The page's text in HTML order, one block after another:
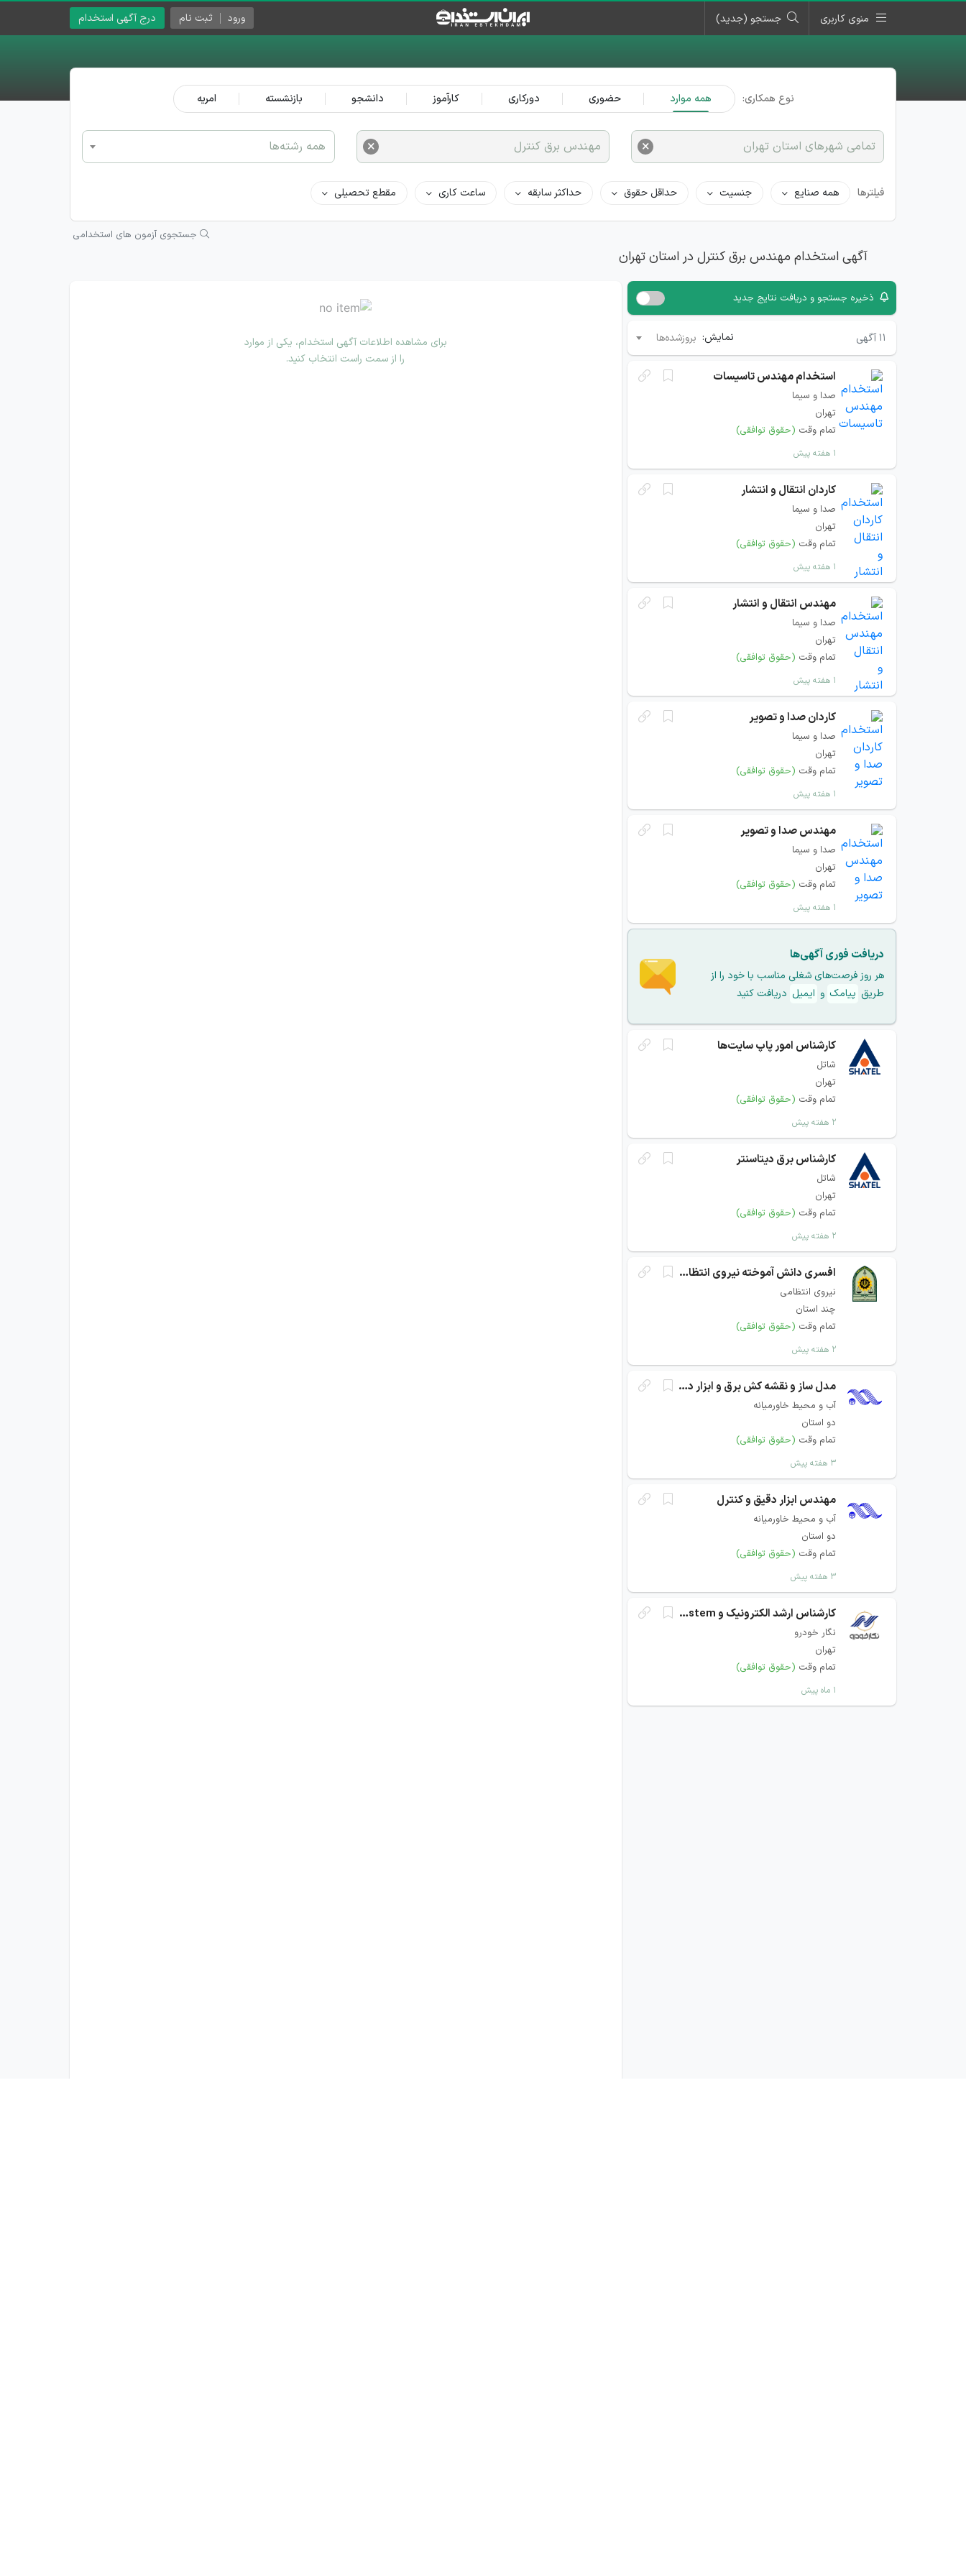
منوی کاربری جستجو (جدید) درج آگهی استخدام ورود ثبت نام
نوع همکاری: همه موارد حضوری دورکاری کارآموز دانشجو بازنشسته امریه
تمامی شهرهای استان تهران × مهندس برق کنترل × همه رشته‌ها
فیلترها همه صنایع جنسیت حداقل حقوق حداکثر سابقه ساعت کاری مقطع تحصیلی
جستجوی آزمون های استخدامی
آگهی استخدام مهندس برق کنترل در استان تهران
ذخیره جستجو و دریافت نتایج جدید
۱۱ آگهی نمایش: بروزشده‌ها
استخدام مهندس تاسیسات
صدا و سیما
تهران
تمام وقت (حقوق توافقی)
۱ هفته پیش
کاردان انتقال و انتشار
صدا و سیما
تهران
تمام وقت (حقوق توافقی)
۱ هفته پیش
مهندس انتقال و انتشار
صدا و سیما
تهران
تمام وقت (حقوق توافقی)
۱ هفته پیش
کاردان صدا و تصویر
صدا و سیما
تهران
تمام وقت (حقوق توافقی)
۱ هفته پیش
مهندس صدا و تصویر
صدا و سیما
تهران
تمام وقت (حقوق توافقی)
۱ هفته پیش
دریافت فوری آگهی‌ها
هر روز فرصت‌های شغلی مناسب با خود را از
طریق پیامک و ایمیل دریافت کنید
کارشناس امور پاپ سایت‌ها
شاتل
تهران
تمام وقت (حقوق توافقی)
۲ هفته پیش
کارشناس برق دیتاسنتر
شاتل
تهران
تمام وقت (حقوق توافقی)
۲ هفته پیش
افسری دانش آموخته نیروی انتظامی
نیروی انتظامی
چند استان
تمام وقت (حقوق توافقی)
۲ هفته پیش
مدل ساز و نقشه کش برق و ابزار دقیق
آب و محیط خاورمیانه
دو استان
تمام وقت (حقوق توافقی)
۳ هفته پیش
مهندس ابزار دقیق و کنترل
آب و محیط خاورمیانه
دو استان
تمام وقت (حقوق توافقی)
۳ هفته پیش
کارشناس ارشد الکترونیک و Embedded System
نگار خودرو
تهران
تمام وقت (حقوق توافقی)
۱ ماه پیش
برای مشاهده اطلاعات آگهی استخدام، یکی از موارد
را از سمت راست انتخاب کنید.